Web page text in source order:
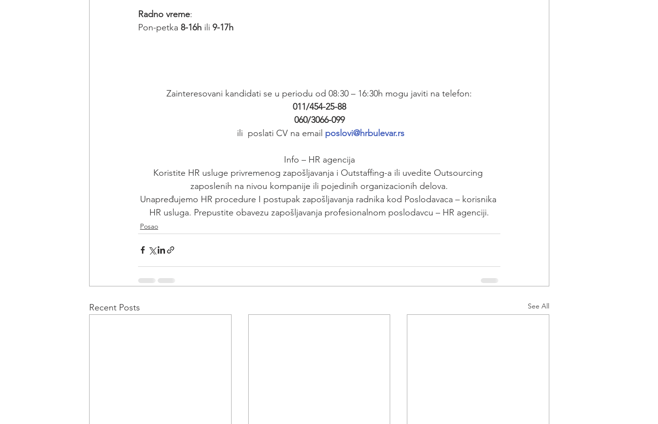
Radno vreme:
Pon-petka 8-16h ili 9-17h
Zainteresovani kandidati se u periodu od 08:30 – 16:30h mogu javiti na telefon:
011/454-25-88
060/3066-099
ili  poslati CV na email poslovi@hrbulevar.rs
Info – HR agencija
Koristite HR usluge privremenog zapošljavanja i Outstaffing-a ili uvedite Outsourcing
zaposlenih na nivou kompanije ili pojedinih organizacionih delova.
Unapređujemo HR procedure I postupak zapošljavanja radnika kod Poslodavaca – korisnika
HR usluga. Prepustite obavezu zapošljavanja profesionalnom poslodavcu – HR agenciji.
Posao
Recent Posts See All